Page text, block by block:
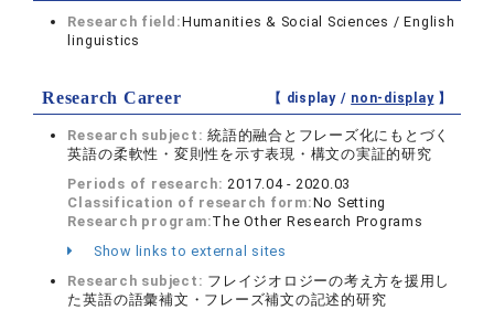
Research field:Humanities & Social Sciences / English
linguistics
Research Career 【 display / non-display】
Research subject:統語的融合とフレーズ化にもとづく
英語の柔軟性・変則性を示す表現・構文の実証的研究
Periods of research:2017.04 - 2020.03
Classification of research form:No Setting
Research program:The Other Research Programs
Show links to external sites
Research subject: フレイジオロジーの考え方を援用し
た英語の語彙補文・フレーズ補文の記述的研究